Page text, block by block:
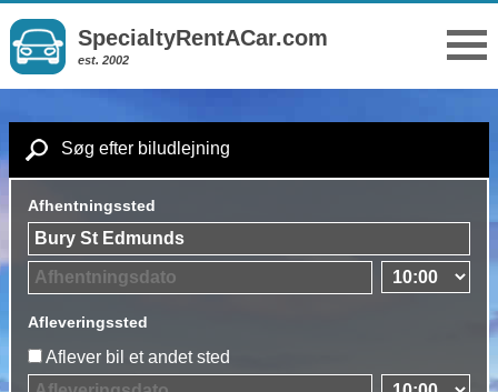
SpecialtyRentACar.com
est. 2002
Søg efter biludlejning
Afhentningssted
Afleveringssted
Aflever bil et andet sted